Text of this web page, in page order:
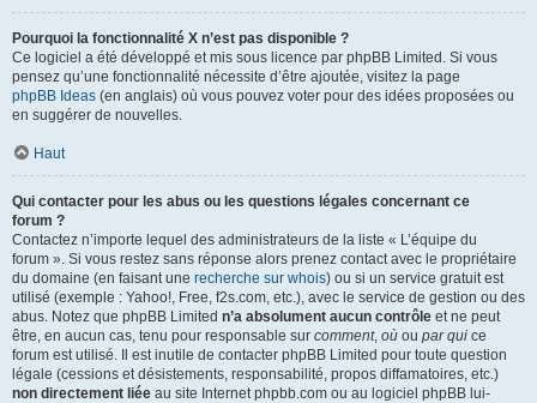
Pourquoi la fonctionnalité X n’est pas disponible ?
Ce logiciel a été développé et mis sous licence par phpBB Limited. Si vous
pensez qu’une fonctionnalité nécessite d’être ajoutée, visitez la page
phpBB Ideas (en anglais) où vous pouvez voter pour des idées proposées ou
en suggérer de nouvelles.
Haut
Qui contacter pour les abus ou les questions légales concernant ce
forum ?
Contactez n’importe lequel des administrateurs de la liste « L’équipe du
forum ». Si vous restez sans réponse alors prenez contact avec le propriétaire
du domaine (en faisant une recherche sur whois) ou si un service gratuit est
utilisé (exemple : Yahoo!, Free, f2s.com, etc.), avec le service de gestion ou des
abus. Notez que phpBB Limited n’a absolument aucun contrôle et ne peut
être, en aucun cas, tenu pour responsable sur comment, où ou par qui ce
forum est utilisé. Il est inutile de contacter phpBB Limited pour toute question
légale (cessions et désistements, responsabilité, propos diffamatoires, etc.)
non directement liée au site Internet phpbb.com ou au logiciel phpBB lui-